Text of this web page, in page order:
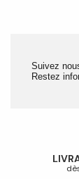
Suivez
Restez